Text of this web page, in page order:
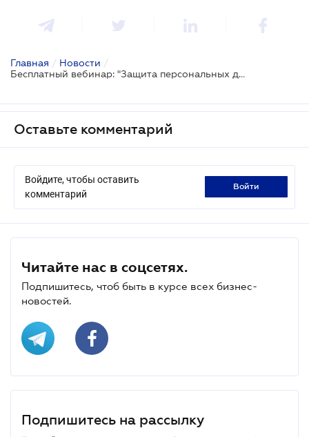
Главная / Новости /
Бесплатный вебинар: "Защита персональных данных: нарушения и ответственность"
Оставьте комментарий
Войдите, чтобы оставить
комментарий
войти
Читайте нас в соцсетях.
Подпишитесь, чтоб быть в курсе всех бизнес-
новостей.
Подпишитесь на рассылку